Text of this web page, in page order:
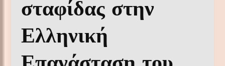
σταφίδας στην
Ελληνική